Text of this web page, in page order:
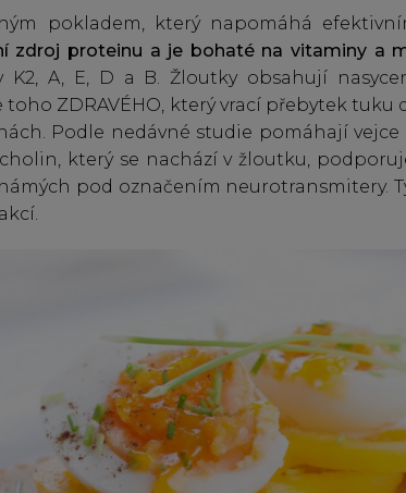
pokladem, který napomáhá
zdroj proteinu a je bohaté na vitaminy a
K2, A, E, D a B. Žloutky obsahují
toho ZDRAVÉHO, který vrací přebytek tuku
Podle nedávné studie pomáhají
který se nachází v žloutku,
pod označením neurotransmitery.